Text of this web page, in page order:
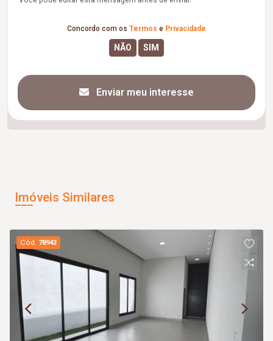
Concordo com os Termos e Privacidade
Enviar meu interesse
Imóveis Similares
Cód. 78943